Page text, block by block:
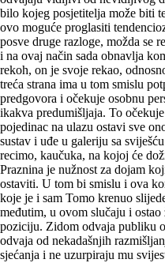
bilo kojeg posjetitelja može biti
ovo moguće proglasiti
posve druge razloge, možda se
i na ovaj način sada obnavlja
rekoh, on je svoje rekao,
treća strana ima u tom smislu
predgovora i očekuje osobnu
ikakva predumišljaja. To
pojedinac na ulazu ostavi sve
sustav i uđe u galeriju sa
recimo, kaučuka, na kojoj će
Praznina je nužnost za dojam
ostaviti. U tom bi smislu i ova
koje je i sam Tomo krenuo
međutim, u ovom slučaju i
poziciju. Zidom odvaja publiku
odvaja od nekadašnjih
sjećanja i ne uzurpiraju mu